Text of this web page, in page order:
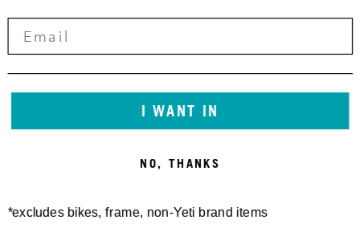
I WANT IN
NO, THANKS
*excludes bikes, frame, non-Yeti brand items